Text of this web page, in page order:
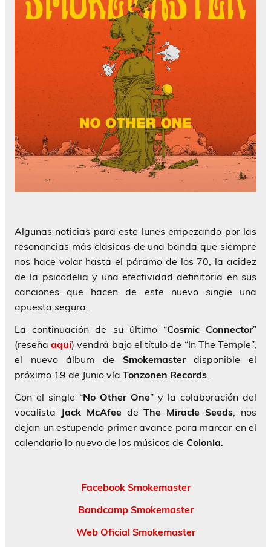
Algunas noticias para este lunes empezando por las
resonancias más clásicas de una banda que siempre
nos hace volar hasta el páramo de los 70, la acidez
de la psicodelia y una efectividad definitoria en sus
canciones que hacen de este nuevo single una
apuesta segura.
La continuación de su último “Cosmic Connector”
(reseñaaquí) vendrá bajo el título de “In The Temple”,
el nuevo álbum de Smokemasterdisponible el
próximo 19 de Junio vía Tonzonen Records.
Con el single “No Other One” y la colaboración del
vocalista Jack McAfee deThe Miracle Seeds, nos
dejan un estupendo primer avance para marcar en el
calendario lo nuevo de los músicos de Colonia.
Facebook Smokemaster
Bandcamp Smokemaster
Web Oficial Smokemaster